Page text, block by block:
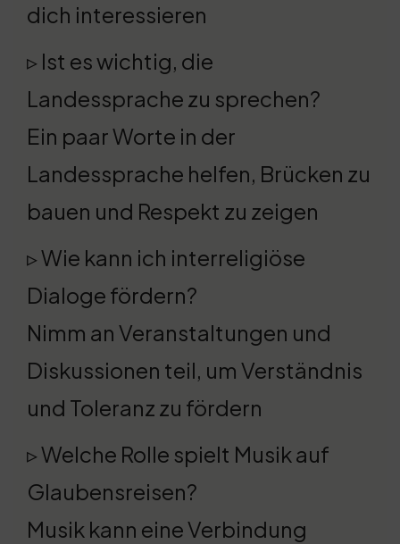
dich interessieren
▹ Ist es wichtig, die
Landessprache zu sprechen?
Ein paar Worte in der
Landessprache helfen, Brücken zu
bauen und Respekt zu zeigen
▹ Wie kann ich interreligiöse
Dialoge fördern?
Nimm an Veranstaltungen und
Diskussionen teil, um Verständnis
und Toleranz zu fördern
▹ Welche Rolle spielt Musik auf
Glaubensreisen?
Musik kann eine Verbindung